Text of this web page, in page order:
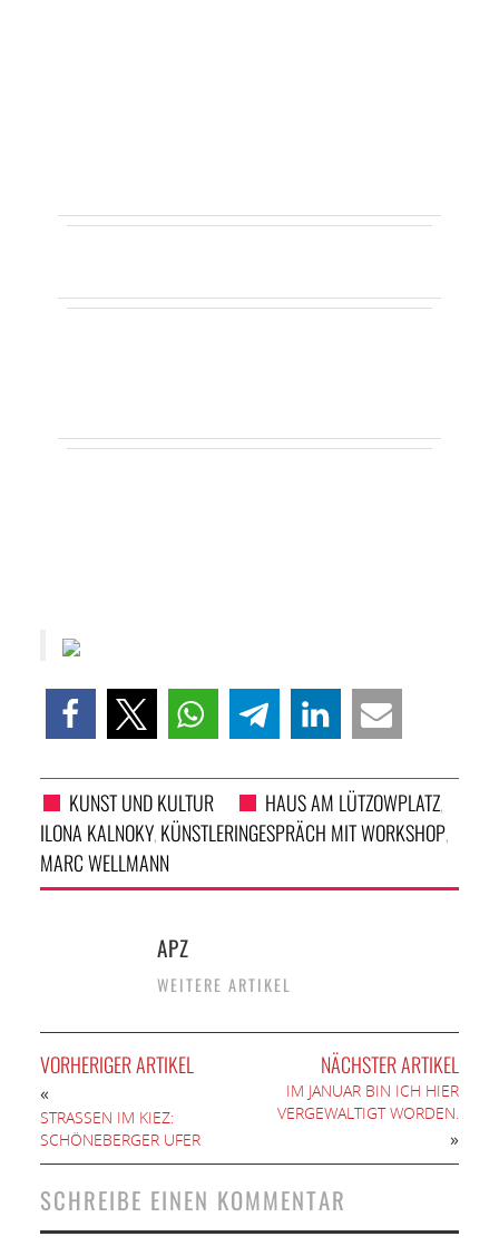
KUNST UND KULTUR HAUS AM LÜTZOWPLATZ,
ILONA KALNOKY, KÜNSTLERINGESPRÄCH MIT WORKSHOP,
MARC WELLMANN
APZ
WEITERE ARTIKEL
VORHERIGER ARTIKEL
«
STRASSEN IM KIEZ: S
CHÖNEBERGER UFER
NÄCHSTER ARTIKEL
IM JANUAR BIN ICH HIER
VERGEWALTIGT WORDEN.
»
SCHREIBE EINEN KOMMENTAR